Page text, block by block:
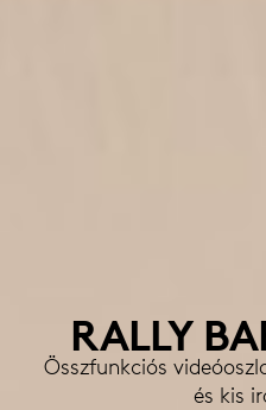
RALLY
Összfunkciós
és kis